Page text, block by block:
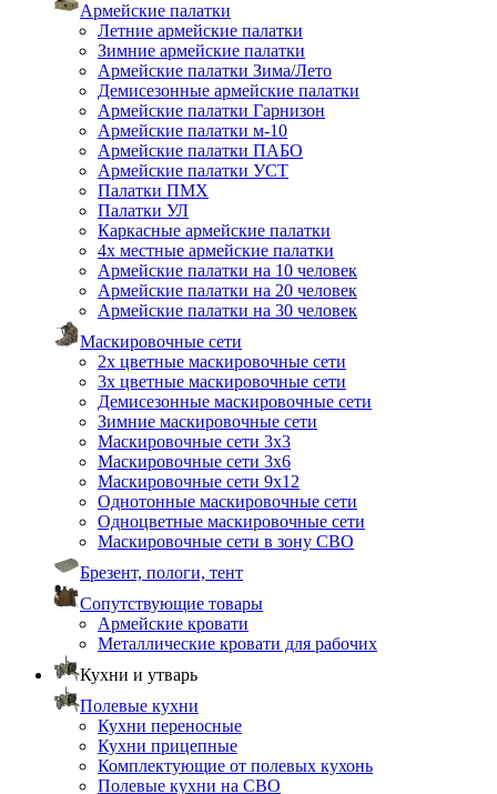
Армейские палатки
Летние армейские палатки
Зимние армейские палатки
Армейские палатки Зима/Лето
Демисезонные армейские палатки
Армейские палатки Гарнизон
Армейские палатки м-10
Армейские палатки ПАБО
Армейские палатки УСТ
Палатки ПМХ
Палатки УЛ
Каркасные армейские палатки
4х местные армейские палатки
Армейские палатки на 10 человек
Армейские палатки на 20 человек
Армейские палатки на 30 человек
Маскировочные сети
2х цветные маскировочные сети
3х цветные маскировочные сети
Демисезонные маскировочные сети
Зимние маскировочные сети
Маскировочные сети 3х3
Маскировочные сети 3х6
Маскировочные сети 9х12
Однотонные маскировочные сети
Одноцветные маскировочные сети
Маскировочные сети в зону СВО
Брезент, пологи, тент
Сопутствующие товары
Армейские кровати
Металлические кровати для рабочих
Кухни и утварь
Полевые кухни
Кухни переносные
Кухни прицепные
Комплектующие от полевых кухонь
Полевые кухни на СВО